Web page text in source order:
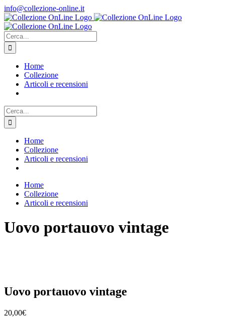
Salta
al
contenuto
info@collezione-online.it
Cerca
per:
Home
Collezione
Articoli e recensioni
Cerca
per:
Home
Collezione
Articoli e recensioni
Home
Collezione
Articoli e recensioni
Uovo portauovo vintage
Uovo portauovo vintage
20,00€